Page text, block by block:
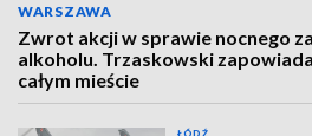
WARSZAWA
Zwrot akcji w sprawie nocnego
alkoholu. Trzaskowski
całym mieście
ŁÓDŹ